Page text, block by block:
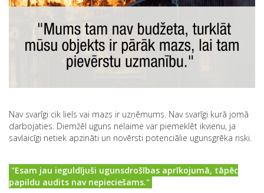
Nav svarīgi cik liels vai mazs ir uzņēmums. Nav svarīgi kurā jomā
darbojaties. Diemžēl uguns nelaime var piemeklēt ikvienu, ja
savlaicīgi netiek apzināti un novērsti potenciālie ugunsgrēka riski.
"Esam jau ieguldījuši ugunsdrošības aprīkojumā, tāpēc
papildu audits nav nepieciešams."